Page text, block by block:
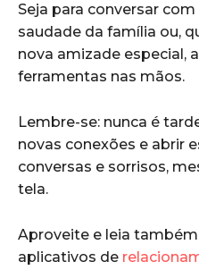
Seja para conversar
saudade da família ou,
nova amizade especial,
ferramentas nas mãos.
Lembre-se: nunca é
novas conexões e abrir
conversas e sorrisos,
tela.
Aproveite e leia
aplicativos de